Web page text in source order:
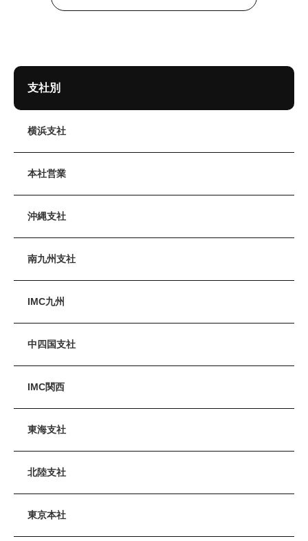
支社別
横浜支社
本社営業
沖縄支社
南九州支社
IMC九州
中四国支社
IMC関西
東海支社
北陸支社
東京本社